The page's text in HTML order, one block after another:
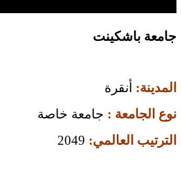
جامعة باشكينت
المدينة: أنقرة
نوع الجامعة : جامعة خاصة
الترتيب العالمي: 2049